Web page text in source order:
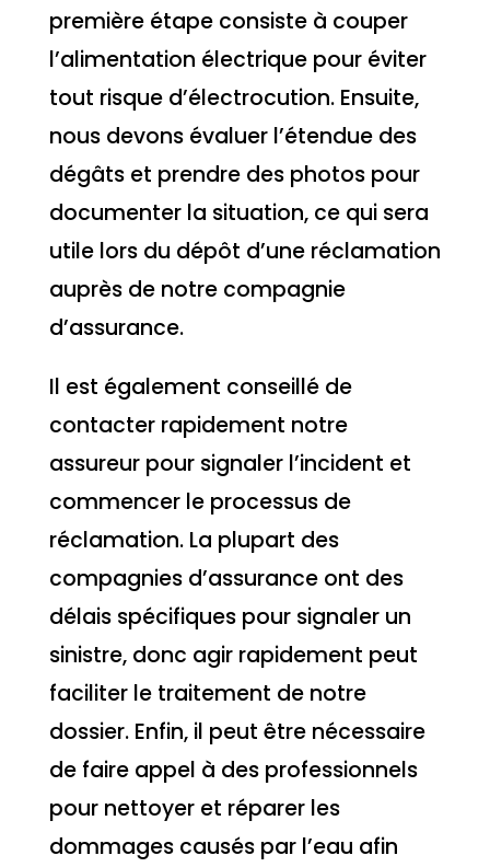
première étape consiste à couper
l’alimentation électrique pour éviter
tout risque d’électrocution. Ensuite,
nous devons évaluer l’étendue des
dégâts et prendre des photos pour
documenter la situation, ce qui sera
utile lors du dépôt d’une réclamation
auprès de notre compagnie
d’assurance.
Il est également conseillé de
contacter rapidement notre
assureur pour signaler l’incident et
commencer le processus de
réclamation. La plupart des
compagnies d’assurance ont des
délais spécifiques pour signaler un
sinistre, donc agir rapidement peut
faciliter le traitement de notre
dossier. Enfin, il peut être nécessaire
de faire appel à des professionnels
pour nettoyer et réparer les
dommages causés par l’eau afin